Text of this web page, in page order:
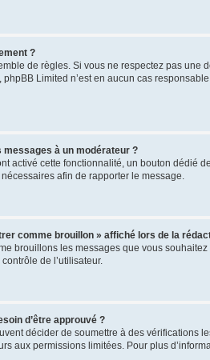
?
de règles. Si vous ne respectez pas une
phpBB Limited n’est en aucun cas
à un modérateur ?
activé cette fonctionnalité, un bouton dédié
afin de rapporter le message.
comme brouillon » affiché lors de la
brouillons les messages que vous
de l’utilisateur.
d’être approuvé ?
décider de soumettre à des vérifications
aux permissions limitées. Pour plus